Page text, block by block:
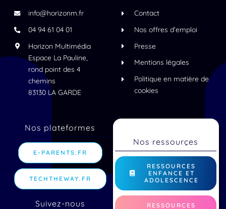
Nos plateformes
E-PARENTS.FR
TECHTHEWAY.FR
Suivez-nous
Contact
Nos offres d’emploi
Presse
Mentions légales
Politique en matière de
cookies
info@horizonm.fr
04 94 61 04 01
Horizon Multimédia
Espace La Pauline,
rond point des 4
chemins
83130 LA GARDE
Nos ressourçes
RESSOURCES
ENFANCE ET
ADOLESCENCE
RESSOURCES